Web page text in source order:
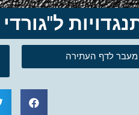
מעבר לדף העתירה